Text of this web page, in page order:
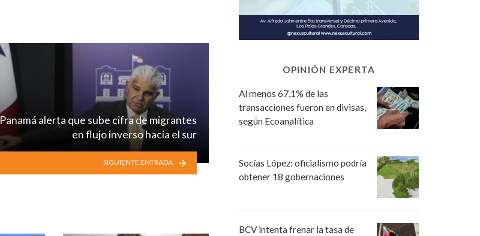
Panamá alerta que sube cifra de migrantes
en flujo inverso hacia el sur
SIGUIENTE ENTRADA
OPINIÓN EXPERTA
Al menos 67,1% de las
transacciones fueron en divisas,
según Ecoanalítica
Socías López: oficialismo podría
obtener 18 gobernaciones
BCV intenta frenar la tasa de